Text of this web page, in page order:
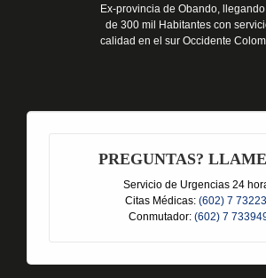
Ex-provincia de Obando,
de 300 mil Habitantes con
calidad en el sur Occidente
PREGUNTAS?
Servicio de Urgencias 24
Citas Médicas: (602) 7
Conmutador: (602) 7